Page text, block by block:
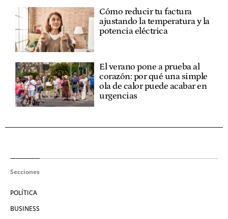
Cómo reducir tu factura
ajustando la temperatura y la
potencia eléctrica
El verano pone a prueba al
corazón: por qué una simple
ola de calor puede acabar en
urgencias
Secciones
POLÍTICA
BUSINESS